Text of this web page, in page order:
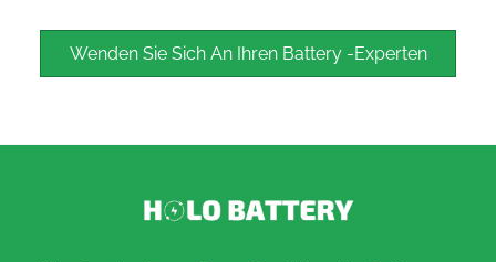
Wenden Sie Sich An Ihren Battery -Experten